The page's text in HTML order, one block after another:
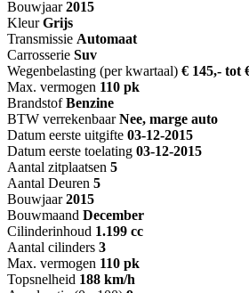
Bouwjaar 2015
Kleur Grijs
Transmissie Automaat
Carrosserie Suv
Wegenbelasting (per kwartaal) € 145,- tot
Max. vermogen 110 pk
Brandstof Benzine
BTW verrekenbaar Nee, marge auto
Datum eerste uitgifte 03-12-2015
Datum eerste toelating 03-12-2015
Aantal zitplaatsen 5
Aantal Deuren 5
Bouwjaar 2015
Bouwmaand December
Cilinderinhoud 1.199 cc
Aantal cilinders 3
Max. vermogen 110 pk
Topsnelheid 188 km/h